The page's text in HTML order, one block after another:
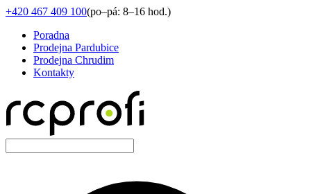
+420 467 409 100(po–pá: 8–16 hod.)
Poradna
Prodejna Pardubice
Prodejna Chrudim
Kontakty